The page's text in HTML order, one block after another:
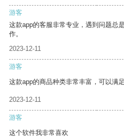
游客
这款app的客服非常专业，遇到问题总
作。
2023-12-11
游客
这款app的商品种类非常丰富，可以满
2023-12-11
游客
这个软件我非常喜欢